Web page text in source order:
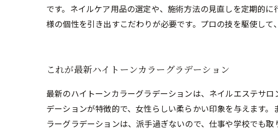
です。ネイルケア用品の選定や、施術方法の見直しを定期的
様の個性を引き出すこだわりが必要です。プロの技を駆使して
これが最新ハイトーンカラーグラデーション
最新のハイトーンカラーグラデーションは、ネイルエステサ
デーションが特徴的で、女性らしい柔らかい印象を与えます
ラーグラデーションは、派手過ぎないので、仕事や学校でも